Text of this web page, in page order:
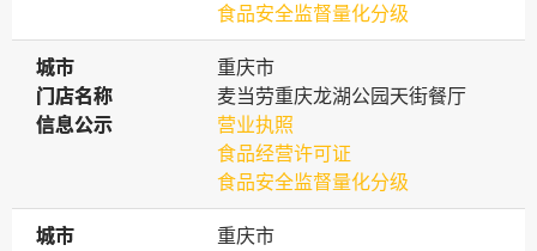
食品安全监督量化分级
城市
城市
重庆市
门店名称
门店名称
麦当劳重庆龙湖公园天街餐厅
信息公示
信息公示
营业执照
食品经营许可证
食品安全监督量化分级
城市
城市
重庆市